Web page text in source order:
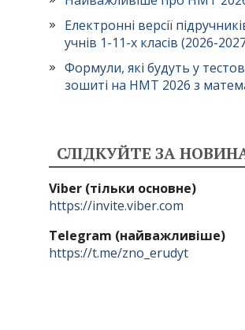
Електронні версії
учнів 1-11-х класів (2026-
Формули, які будуть у
зошиті на НМТ 2026 з
СЛІДКУЙТЕ ЗА
Viber (тільки основне)
https://invite.viber.com
Telegram (найважливіше)
https://t.me/zno_erudyt